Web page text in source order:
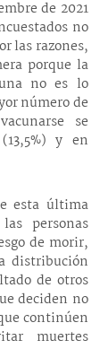
de 2021
no
las razones,
porque la
no es lo
número de
se
y en
esta última
personas
de morir,
distribución
de otros
deciden no
continúen
muertes